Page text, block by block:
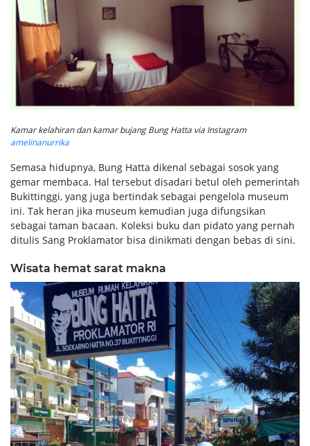
Kamar kelahiran dan kamar bujang Bung Hatta via Instagram
amelinanurrika
Semasa hidupnya, Bung Hatta dikenal sebagai sosok yang
gemar membaca. Hal tersebut disadari betul oleh pemerintah
Bukittinggi, yang juga bertindak sebagai pengelola museum
ini. Tak heran jika museum kemudian juga difungsikan
sebagai taman bacaan. Koleksi buku dan pidato yang pernah
ditulis Sang Proklamator bisa dinikmati dengan bebas di sini.
Wisata hemat sarat makna